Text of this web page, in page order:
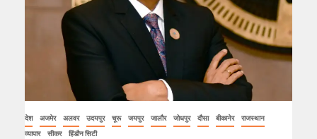
देश अजमेर अलवर उदयपुर चूरू जयपुर जालौर जोधपुर दौसा बीकानेर
राजस्थान
व्यापार
सीकर हिंडौन सिटी